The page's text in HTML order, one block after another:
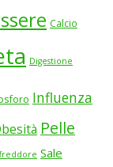
Calcio
Digestione
Influenza
Pelle
Sale